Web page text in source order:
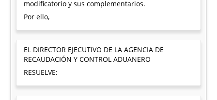
modificatorio y sus complementarios.
Por ello,
EL DIRECTOR EJECUTIVO DE LA AGENCIA DE
RECAUDACIÓN Y CONTROL ADUANERO
RESUELVE: